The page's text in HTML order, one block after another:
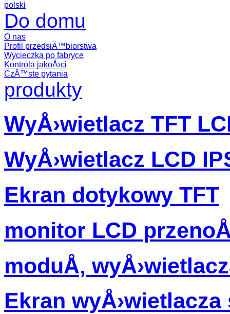
polski
Do domu
O nas
Profil przedsiÄ™biorstwa
Wycieczka po fabryce
Kontrola jakoÅ›ci
CzÄ™ste pytania
produkty
WyÅ›wietlacz TFT
WyÅ›wietlacz LCD
Ekran dotykowy TFT
monitor LCD
moduÅ‚
Ekran